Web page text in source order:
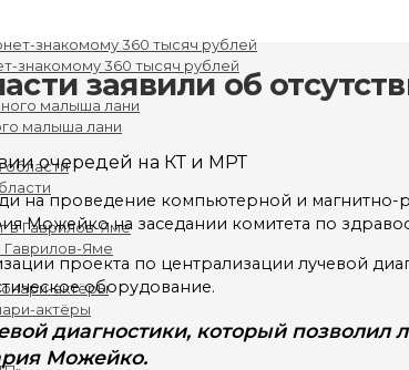
знакомому 360 тысяч рублей
малыша лани
Гаврилов-Яме
актёры
заявили об
на проведение компьютерной и
Можейко на заседании комитета по
проекта по централизации лучевой
оборудование.
диагностики, который
Можейко.